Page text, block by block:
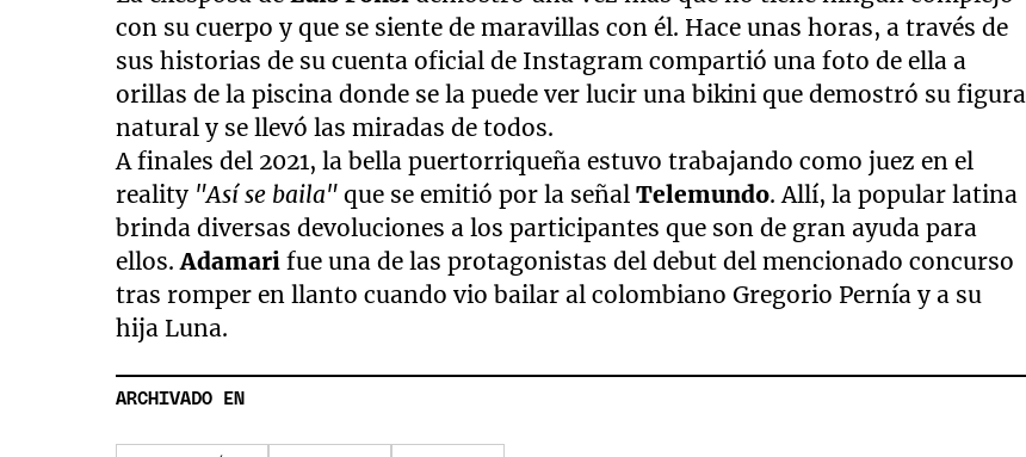
con su cuerpo y que se siente de maravillas con él. Hace unas horas, a través de
sus historias de su cuenta oficial de Instagram compartió una foto de ella a
orillas de la piscina donde se la puede ver lucir una bikini que demostró su figura
natural y se llevó las miradas de todos.
A finales del 2021, la bella puertorriqueña estuvo trabajando como juez en el
reality "Así se baila"que se emitió por la señalTelemundo. Allí, la popular latina
brinda diversas devoluciones a los participantes que son de gran ayuda para
ellos.Adamarifue una de las protagonistas del debut del mencionado concurso
tras romper en llanto cuando vio bailar al colombiano Gregorio Pernía y a su
hija Luna.
ARCHIVADO EN